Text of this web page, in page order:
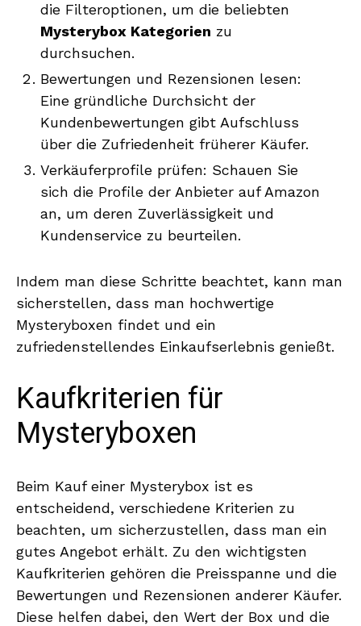
die Filteroptionen, um die beliebten
Mysterybox Kategorien zu
durchsuchen.
Bewertungen und Rezensionen lesen:
Eine gründliche Durchsicht der
Kundenbewertungen gibt Aufschluss
über die Zufriedenheit früherer Käufer.
Verkäuferprofile prüfen: Schauen Sie
sich die Profile der Anbieter auf Amazon
an, um deren Zuverlässigkeit und
Kundenservice zu beurteilen.
Indem man diese Schritte beachtet, kann man
sicherstellen, dass man hochwertige
Mysteryboxen findet und ein
zufriedenstellendes Einkaufserlebnis genießt.
Kaufkriterien für
Mysteryboxen
Beim Kauf einer Mysterybox ist es
entscheidend, verschiedene Kriterien zu
beachten, um sicherzustellen, dass man ein
gutes Angebot erhält. Zu den wichtigsten
Kaufkriterien gehören die Preisspanne und die
Bewertungen und Rezensionen anderer Käufer.
Diese helfen dabei, den Wert der Box und die